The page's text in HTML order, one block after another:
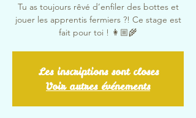
Tu as toujours rêvé d’enfiler des bottes et
jouer les apprentis fermiers ?! Ce stage est
fait pour toi ! 👩🏼‍🌾
Les inscriptions sont closes
Voir autres événements